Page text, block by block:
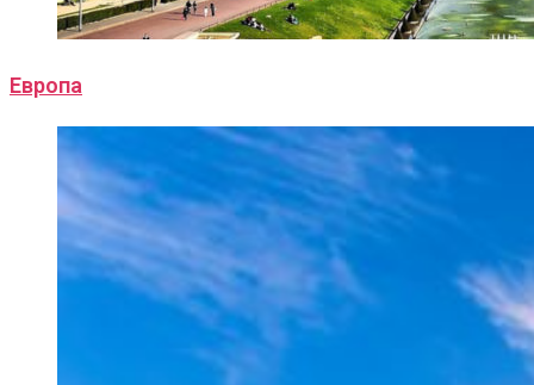
Европа